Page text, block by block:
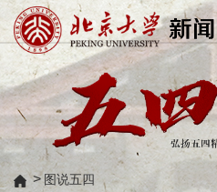
>图说五四